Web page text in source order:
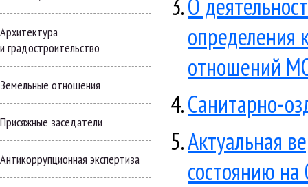
Архитектура
и градостроительство
Земельные отношения
Присяжные заседатели
Антикоррупционная экспертиза
О
определения
отношений
Санитарно-
Актуальная
состоянию